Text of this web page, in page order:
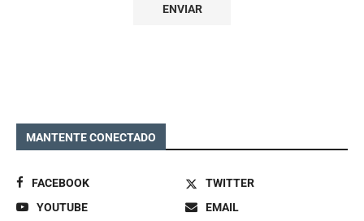
MANTENTE CONECTADO
FACEBOOK
TWITTER
YOUTUBE
EMAIL